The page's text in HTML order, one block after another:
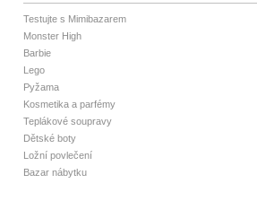
Testujte s Mimibazarem
Monster High
Barbie
Lego
Pyžama
Kosmetika a parfémy
Teplákové soupravy
Dětské boty
Ložní povlečení
Bazar nábytku